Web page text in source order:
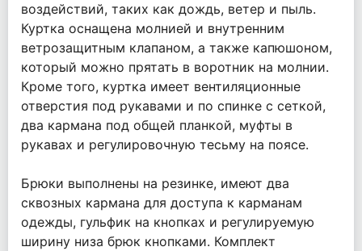
воздействий, таких как дождь, ветер и пыль.
Куртка оснащена молнией и внутренним
ветрозащитным клапаном, а также капюшоном,
который можно прятать в воротник на молнии.
Кроме того, куртка имеет вентиляционные
отверстия под рукавами и по спинке с сеткой,
два кармана под общей планкой, муфты в
рукавах и регулировочную тесьму на поясе.
Брюки выполнены на резинке, имеют два
сквозных кармана для доступа к карманам
одежды, гульфик на кнопках и регулируемую
ширину низа брюк кнопками. Комплект